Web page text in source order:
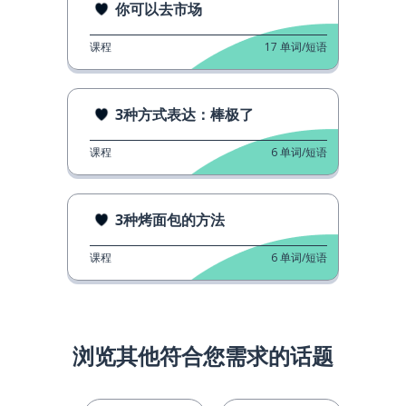
你可以去市场
课程 17 单词/短语
3种方式表达：棒极了
课程 6单词/短语
3种烤面包的方法
课程 6单词/短语
浏览其他符合您需求的话题